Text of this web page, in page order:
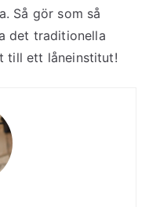
Så gör som så
det traditionella
till ett låneinstitut!